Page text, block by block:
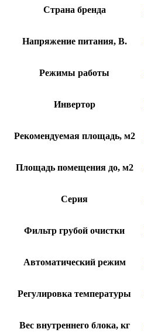
Страна бренда
Напряжение питания, В.
Режимы работы
Инвертор
Рекомендуемая площадь, м2
Площадь помещения до, м2
Серия
Фильтр грубой очистки
Автоматический режим
Регулировка температуры
Вес внутреннего блока, кг